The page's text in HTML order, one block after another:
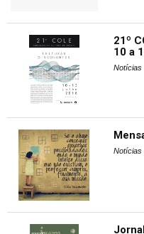
21º
10 a
Notícias
Notícias